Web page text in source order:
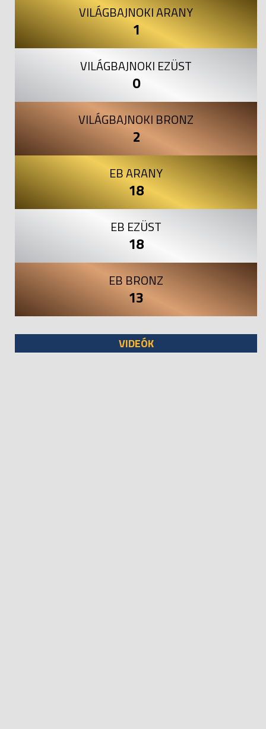
VILÁGBAJNOKI ARANY
1
VILÁGBAJNOKI EZÜST
0
VILÁGBAJNOKI BRONZ
2
EB ARANY
18
EB EZÜST
18
EB BRONZ
13
VIDEÓK